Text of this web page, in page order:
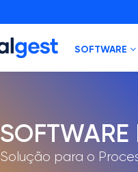
SOFTWARE
SOFTWARE
Solução para o